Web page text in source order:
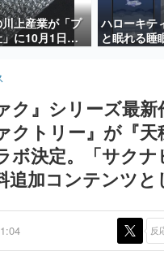
新世代に訊く
これからのデジタルゲーム市場を担
の姿を追い、彼らのルーツと情熱を
ゲームに多大な影響を受けた作家さ
日本のコンテンツ産業やカルチャー
画です。
日本モバイルゲーム産業史
日本のモバイルゲーム史における主
ルを網羅するほか、開発者へのイン
解説を掲載。約20年の歴史が一望で
『うつヌケ』『ペンと箸』等で知ら
一先生によるゲーム業界レポートマン
川上産業が「プ
に10月1日よ
業58年で初め
会社の名前に
ハローキテ
と眠れる睡
『ゆめたび
ク』シリーズ最
クトリー』が『天
ボ決定。「サク
追加コンテンツと
反